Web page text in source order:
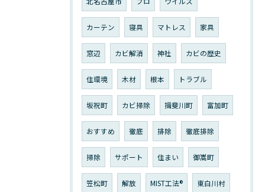
カーテン 寝具 マトレス 家具
窓辺 カビ解消 神社 カビの歴史
住環境 木材 根本 トラブル
坂祝町 カビ掃除 揖斐川町 富加町
おすすめ 徹底 排除 徹底排除
掃除 サポート 住まい 御嵩町
笠松町 解放 MIST工法®︎ 東白川村